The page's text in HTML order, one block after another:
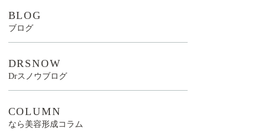
BLOG
ブログ
DRSNOW
Drスノウブログ
COLUMN
なら美容形成コラム